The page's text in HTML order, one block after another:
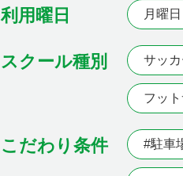
利用曜日 月曜日
スクール種別 サッ
フッ
こだわり条件 #駐車